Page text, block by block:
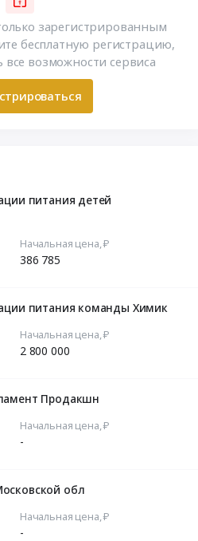
зарегистрированным
бесплатную регистрацию,
все возможности сервиса
питания детей
Начальная цена, ₽
386 785
питания команды Химик
Начальная цена, ₽
2 800 000
Продакшн
Начальная цена, ₽
-
обл
Начальная цена, ₽
-